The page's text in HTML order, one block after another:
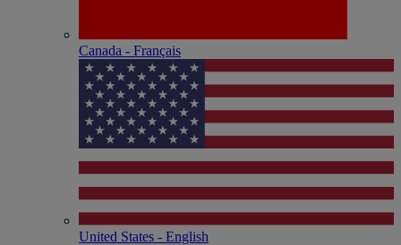
Canada - Français
United States - English